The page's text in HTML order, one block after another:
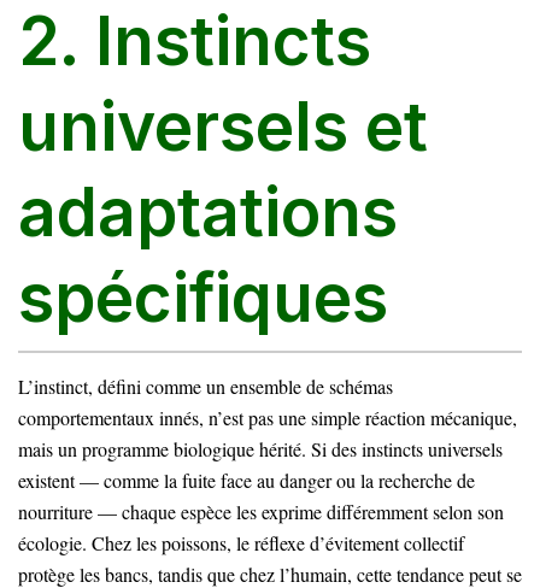
2. Instincts
universels et
adaptations
spécifiques
L’instinct, défini comme un ensemble de schémas
comportementaux innés, n’est pas une simple réaction mécanique,
mais un programme biologique hérité. Si des instincts universels
existent — comme la fuite face au danger ou la recherche de
nourriture — chaque espèce les exprime différemment selon son
écologie. Chez les poissons, le réflexe d’évitement collectif
protège les bancs, tandis que chez l’humain, cette tendance peut se